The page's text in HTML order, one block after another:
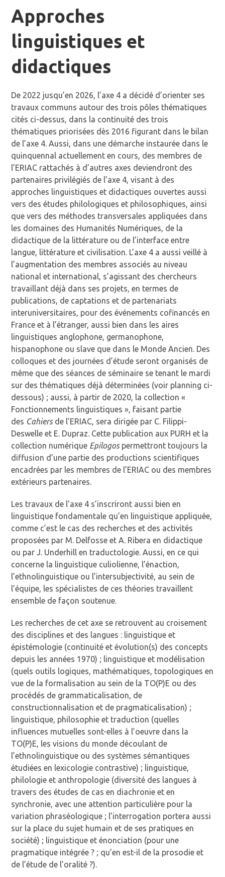
Approches
linguistiques et
didactiques
De 2022 jusqu’en 2026, l’axe 4 a décidé d’orienter ses
travaux communs autour des trois pôles thématiques
cités ci-dessus, dans la continuité des trois
thématiques priorisées dès 2016 figurant dans le bilan
de l’axe 4. Aussi, dans une démarche instaurée dans le
quinquennal actuellement en cours, des membres de
l’ERIAC rattachés à d’autres axes deviendront des
partenaires privilégiés de l’axe 4, visant à des
approches linguistiques et didactiques ouvertes aussi
vers des études philologiques et philosophiques, ainsi
que vers des méthodes transversales appliquées dans
les domaines des Humanités Numériques, de la
didactique de la littérature ou de l’interface entre
langue, littérature et civilisation. L’axe 4 a aussi veillé à
l’augmentation des membres associés au niveau
national et international, s’agissant des chercheurs
travaillant déjà dans ses projets, en termes de
publications, de captations et de partenariats
interuniversitaires, pour des événements cofinancés en
France et à l’étranger, aussi bien dans les aires
linguistiques anglophone, germanophone,
hispanophone ou slave que dans le Monde Ancien. Des
colloques et des journées d’étude seront organisés de
même que des séances de séminaire se tenant le mardi
sur des thématiques déjà déterminées (voir planning ci-
dessous) ; aussi, à partir de 2020, la collection «
Fonctionnements linguistiques », faisant partie
des Cahiers de l’ERIAC, sera dirigée par C. Filippi-
Deswelle et E. Dupraz. Cette publication aux PURH et la
collection numérique Epilogos permettront toujours la
diffusion d’une partie des productions scientifiques
encadrées par les membres de l’ERIAC ou des membres
extérieurs partenaires.
Les travaux de l’axe 4 s’inscriront aussi bien en
linguistique fondamentale qu’en linguistique appliquée,
comme c’est le cas des recherches et des activités
proposées par M. Delfosse et A. Ribera en didactique
ou par J. Underhill en traductologie. Aussi, en ce qui
concerne la linguistique culiolienne, l’énaction,
l’ethnolinguistique ou l’intersubjectivité, au sein de
l’équipe, les spécialistes de ces théories travaillent
ensemble de façon soutenue.
Les recherches de cet axe se retrouvent au croisement
des disciplines et des langues : linguistique et
épistémologie (continuité et évolution(s) des concepts
depuis les années 1970) ; linguistique et modélisation
(quels outils logiques, mathématiques, topologiques en
vue de la formalisation au sein de la TO(P)E ou des
procédés de grammaticalisation, de
constructionnalisation et de pragmaticalisation) ;
linguistique, philosophie et traduction (quelles
influences mutuelles sont-elles à l’oeuvre dans la
TO(P)E, les visions du monde découlant de
l’ethnolinguistique ou des systèmes sémantiques
étudiées en lexicologie contrastive) ; linguistique,
philologie et anthropologie (diversité des langues à
travers des études de cas en diachronie et en
synchronie, avec une attention particulière pour la
variation phraséologique ; l’interrogation portera aussi
sur la place du sujet humain et de ses pratiques en
société) ; linguistique et énonciation (pour une
pragmatique intégrée ? ; qu’en est-il de la prosodie et
de l’étude de l’oralité ?).